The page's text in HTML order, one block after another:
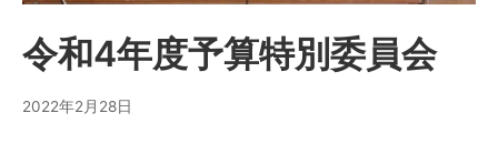
令和4年度予算特別委員会
2022年2月28日